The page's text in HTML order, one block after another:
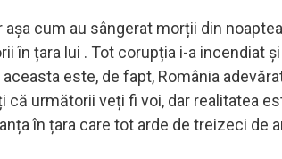
cum au sângerat morții din
în țara lui . Tot corupția i-a incendiat
este, de fapt, România
următorii veți fi voi, dar realitatea
în țara care tot arde de treizeci de